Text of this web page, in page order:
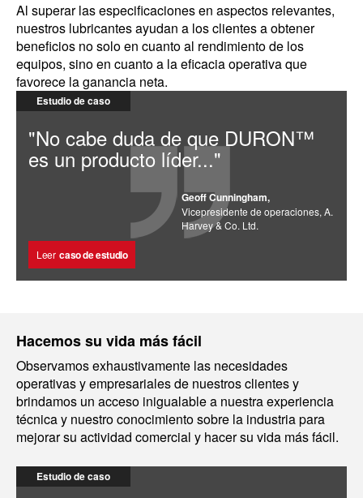
Al superar las especificaciones en aspectos relevantes,
nuestros lubricantes ayudan a los clientes a obtener
beneficios no solo en cuanto al rendimiento de los
equipos, sino en cuanto a la eficacia operativa que
favorece la ganancia neta.
Estudio de caso
"No cabe duda de que DURON™
es un producto líder..."
Geoff Cunningham,
Vicepresidente de operaciones, A.
Harvey & Co. Ltd.
Leer caso de estudio
Hacemos su vida más fácil
Observamos exhaustivamente las necesidades
operativas y empresariales de nuestros clientes y
brindamos un acceso inigualable a nuestra experiencia
técnica y nuestro conocimiento sobre la industria para
mejorar su actividad comercial y hacer su vida más fácil.
Estudio de caso